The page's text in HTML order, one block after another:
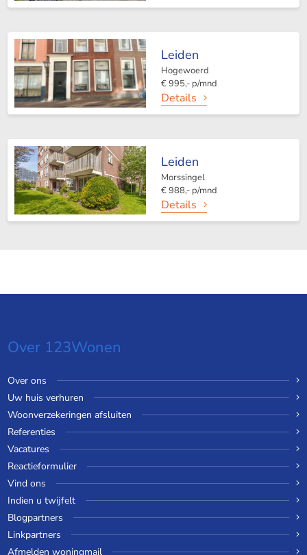
Leiden
Hogewoerd
€ 995,- p/mnd
Details
Leiden
Morssingel
€ 988,- p/mnd
Details
Over 123Wonen
Over ons
Uw huis verhuren
Woonverzekeringen afsluiten
Referenties
Vacatures
Reactieformulier
Vind ons
Indien u twijfelt
Blogpartners
Linkpartners
Afmelden woningmail